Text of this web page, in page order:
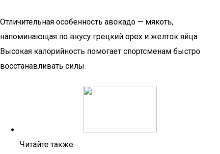
Отличительная особенность авокадо — мякоть,
напоминающая по вкусу грецкий орех и желток яйца.
Высокая калорийность помогает спортсменам быстро
восстанавливать силы.
Читайте также: